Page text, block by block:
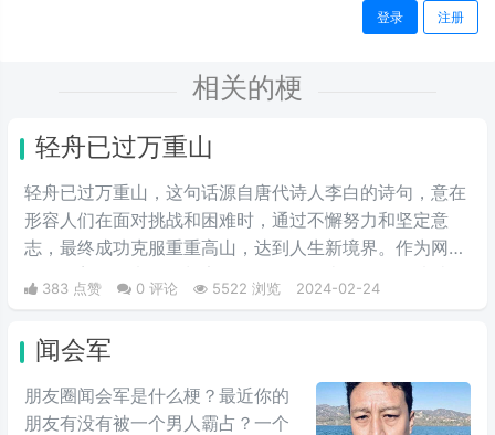
登录 注册
相关的梗
轻舟已过万重山
轻舟已过万重山，这句话源自唐代诗人李白的诗句，意在
形容人们在面对挑战和困难时，通过不懈努力和坚定意
志，最终成功克服重重高山，达到人生新境界。作为网络
语，随着国漫电影《长安三万里》的爆火，放在影片结尾
的这句诗词再次走进大家视野。
383 点赞 0 评论 5522 浏览 2024-02-24
闻会军
朋友圈闻会军是什么梗？最近你的
朋友有没有被一个男人霸占？一个